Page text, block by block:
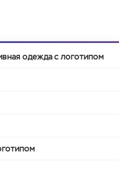
одежда с логотипом